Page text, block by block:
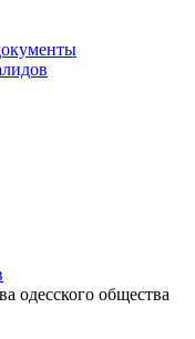
одесского общества